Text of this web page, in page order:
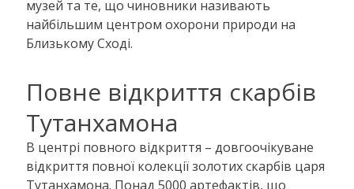
музей та те, що чиновники називають
найбільшим центром охорони природи на
Близькому Сході.
Повне відкриття скарбів
Тутанхамона
В центрі повного відкриття – довгоочікуване
відкриття повної колекції золотих скарбів царя
Тутанхамона. Понад 5000 артефактів, що